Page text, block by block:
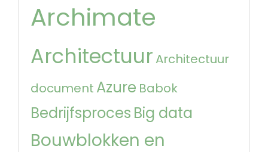
Archimate
Architectuur Architectuur
document Azure Babok
Bedrijfsproces Big data
Bouwblokken en